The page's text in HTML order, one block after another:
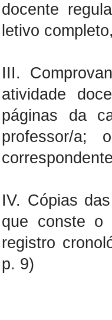
docente
letivo
III.
atividade
páginas da
professor/a;
IV. Cópias
que conste o
registro
p. 9)